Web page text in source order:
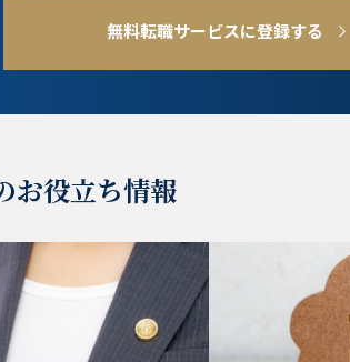
無料転職サービスに登録する
お役立ち情報